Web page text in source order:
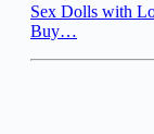
Sex Dolls with
Buy…